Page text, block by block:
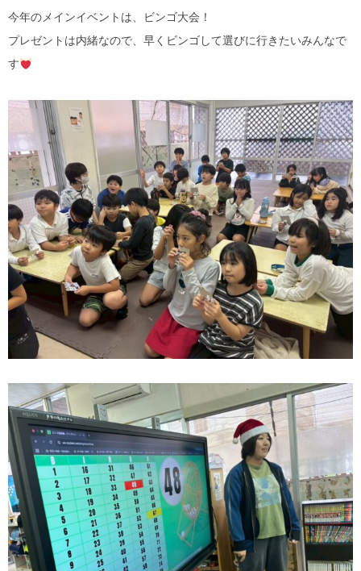
今年のメインイベントは、ビンゴ大会！
プレゼントは内緒なので、早くビンゴして選びに行きたいみんなで
す